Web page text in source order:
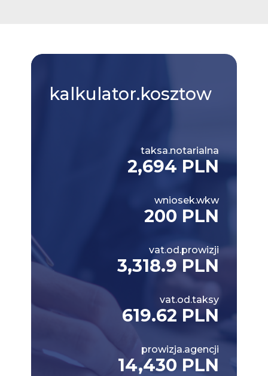
kalkulator.kosztow
taksa.notarialna
2,694 PLN
wniosek.wkw
200 PLN
vat.od.prowizji
3,318.9 PLN
vat.od.taksy
619.62 PLN
prowizja.agencji
14,430 PLN